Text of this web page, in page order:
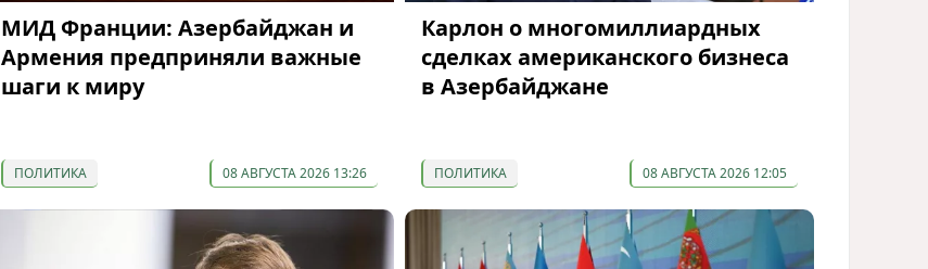
МИД Франции: Азербайджан и
Армения предприняли важные
шаги к миру
ПОЛИТИКА 08 АВГУСТА 2026 13:26
Карлон о многомиллиардных
сделках американского бизнеса
в Азербайджане
ПОЛИТИКА 08 АВГУСТА 2026 12:05